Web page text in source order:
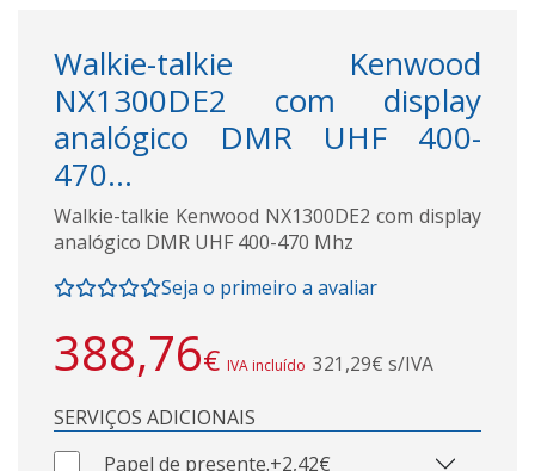
Walkie-talkie Kenwood
NX1300DE2 com display
analógico DMR UHF 400-
470...
Walkie-talkie Kenwood NX1300DE2 com display
analógico DMR UHF 400-470 Mhz
Seja o primeiro a avaliar
388,76€ IVA incluído 321,29€ s/IVA
SERVIÇOS ADICIONAIS
Papel de presente.+2,42€